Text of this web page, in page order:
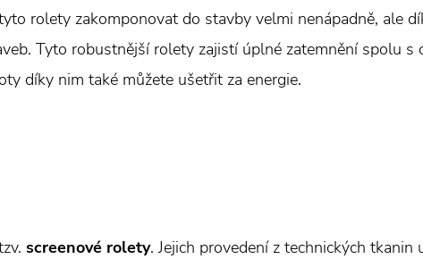
rolety zakomponovat do stavby velmi nenápadně, ale
Tyto robustnější rolety zajistí úplné zatemnění spolu s
díky nim také můžete ušetřit za energie.
screenové rolety. Jejich provedení z technických